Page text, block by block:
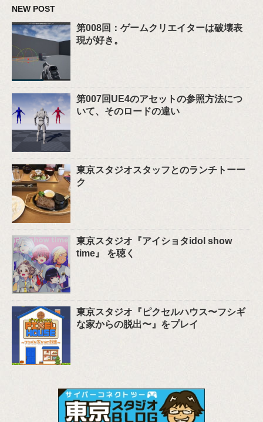
NEW POST
第008回：ゲームクリエイターは破壊表
現が好き。
第007回UE4のアセットの参照方法につ
いて、そのロードの違い
東京スタジオスタッフとのランチトーー
ク
東京スタジオ『アイショタidol show
time』 を聴く
東京スタジオ『ピクセルハウス〜フシギ
な家からの脱出〜』をプレイ